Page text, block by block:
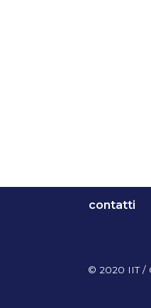
contatti
© 2020 IIT /